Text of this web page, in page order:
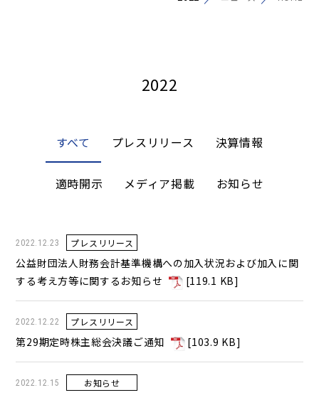
2022
すべて プレスリリース 決算情報
適時開示 メディア掲載 お知らせ
2022.12.23 プレスリリース
公益財団法人財務会計基準機構への加入状況および加入に関
する考え方等に関するお知らせ
[119.1 KB]
2022.12.22 プレスリリース
第29期定時株主総会決議ご通知 [103.9 KB]
2022.12.15 お知らせ